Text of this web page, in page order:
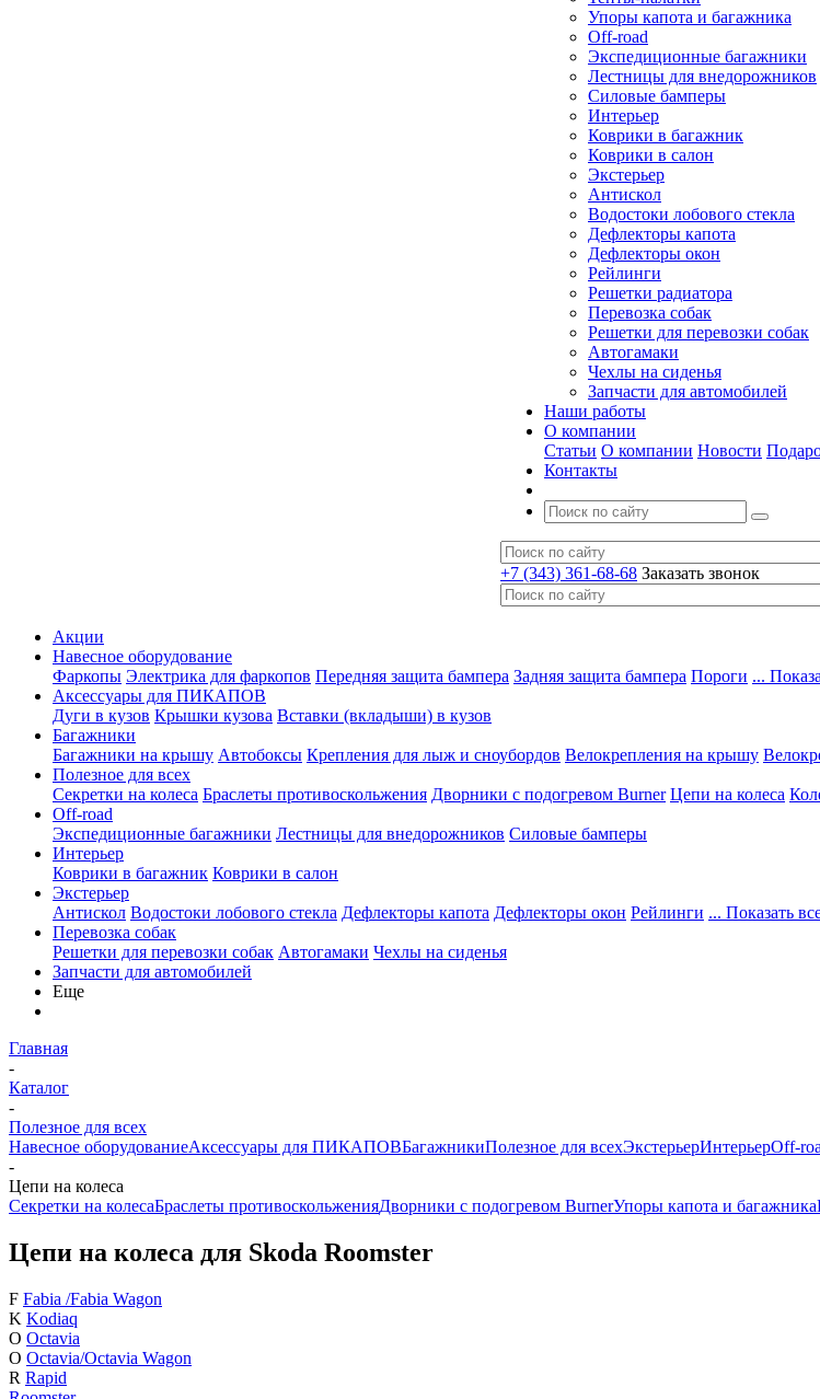
Упоры капота и багажника
Off-road
Экспедиционные багажники
Лестницы для внедорожников
Силовые бамперы
Интерьер
Коврики в багажник
Коврики в салон
Экстерьер
Антискол
Водостоки лобового стекла
Дефлекторы капота
Дефлекторы окон
Рейлинги
Решетки радиатора
Перевозка собак
Решетки для перевозки собак
Автогамаки
Чехлы на сиденья
Запчасти для автомобилей
Наши работы
О компании
Статьи О компании Новости
Контакты
+7 (343) 361-68-68 Заказать звонок
Акции
Навесное оборудование
Фаркопы Электрика для фаркопов Передняя защита бампера Задняя защита бампера Пороги ...
Аксессуары для ПИКАПОВ
Дуги в кузов Крышки кузова Вставки (вкладыши) в кузов
Багажники
Багажники на крышу Автобоксы Крепления для лыж и сноубордов Велокрепления на крышу
Полезное для всех
Секретки на колеса Браслеты противоскольжения Дворники с подогревом Burner Цепи на колеса
Off-road
Экспедиционные багажники Лестницы для внедорожников Силовые бамперы
Интерьер
Коврики в багажник Коврики в салон
Экстерьер
Антискол Водостоки лобового стекла Дефлекторы капота Дефлекторы окон Рейлинги ... Показать
Перевозка собак
Решетки для перевозки собак Автогамаки Чехлы на сиденья
Запчасти для автомобилей
Еще
Главная
-
Каталог
-
Полезное для всех
Навесное оборудованиеАксессуары для ПИКАПОВБагажникиПолезное для всехЭкстерьерИнтерьерOff-
-
Цепи на колеса
Секретки на колесаБраслеты противоскольженияДворники с подогревом BurnerУпоры капота и багажника
Цепи на колеса для Skoda Roomster
F Fabia /Fabia Wagon
K Kodiaq
O Octavia
O Octavia/Octavia Wagon
R Rapid